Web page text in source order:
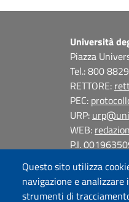
Questo sito utilizza
navigazione e
strumenti di
Università
Piazza
Tel.: 800
RETTORE:
PEC:
URP:
WEB:
P.I.